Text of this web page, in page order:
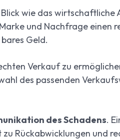
wie das wirtschaftliche
und Nachfrage einen
Geld.
Verkauf zu
des passenden
des Schadens.
Rückabwicklungen und